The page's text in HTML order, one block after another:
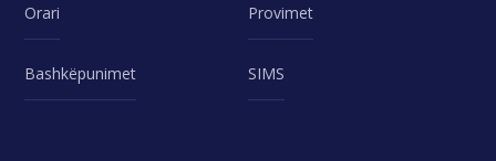
Orari Provimet
Bashkëpunimet SIMS